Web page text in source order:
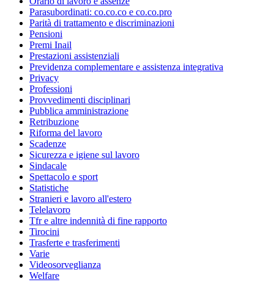
Parasubordinati: co.co.co e co.co.pro
Parità di trattamento e discriminazioni
Pensioni
Premi Inail
Prestazioni assistenziali
Previdenza complementare e assistenza integrativa
Privacy
Professioni
Provvedimenti disciplinari
Pubblica amministrazione
Retribuzione
Riforma del lavoro
Scadenze
Sicurezza e igiene sul lavoro
Sindacale
Spettacolo e sport
Statistiche
Stranieri e lavoro all'estero
Telelavoro
Tfr e altre indennità di fine rapporto
Tirocini
Trasferte e trasferimenti
Varie
Videosorveglianza
Welfare